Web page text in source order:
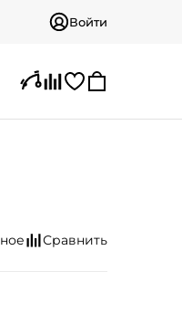
Войти